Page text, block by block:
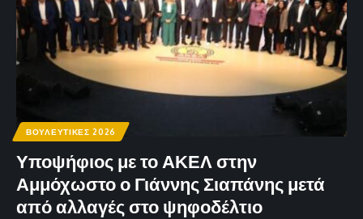
ΒΟΥΛΕΥΤΙΚΕΣ 2026
Υποψήφιος με το ΑΚΕΛ στην
Αμμόχωστο ο Γιάννης Σιαπάνης μετά
από αλλαγές στο ψηφοδέλτιο